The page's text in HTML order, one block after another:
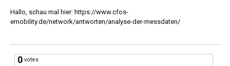
Hallo, schau mal hier: https://www.cfos-
emobility.de/network/antworten/analyse-der-messdaten/
0 votes